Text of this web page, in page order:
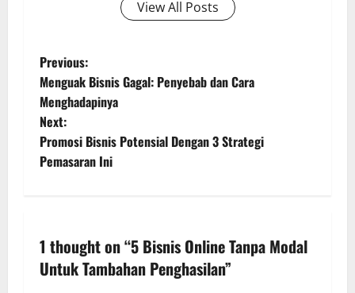
View All Posts
Previous:
Menguak Bisnis Gagal: Penyebab dan Cara
Menghadapinya
Next:
Promosi Bisnis Potensial Dengan 3 Strategi
Pemasaran Ini
1 thought on “5 Bisnis Online Tanpa Modal
Untuk Tambahan Penghasilan”